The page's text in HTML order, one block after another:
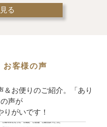
る
お客様の声
お便りのご紹介。
「あり
声が
りがいです！